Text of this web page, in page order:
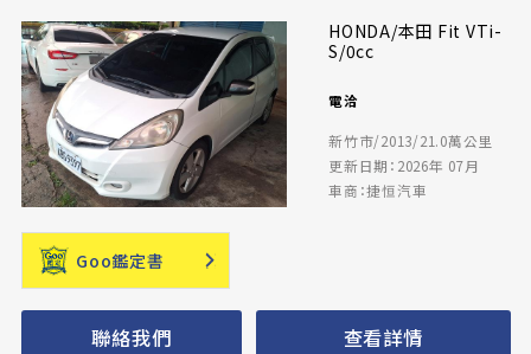
HONDA/本田 Fit VTi-
S/0cc
電洽
新竹市/2013/21.0萬公里
更新日期：2026年 07月
車商：捷恒汽車
Goo鑑定書
聯絡我們 查看詳情